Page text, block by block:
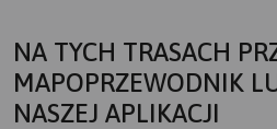
NA TYCH TRASACH
MAPOPRZEWODNIK
NASZEJ APLIKACJI